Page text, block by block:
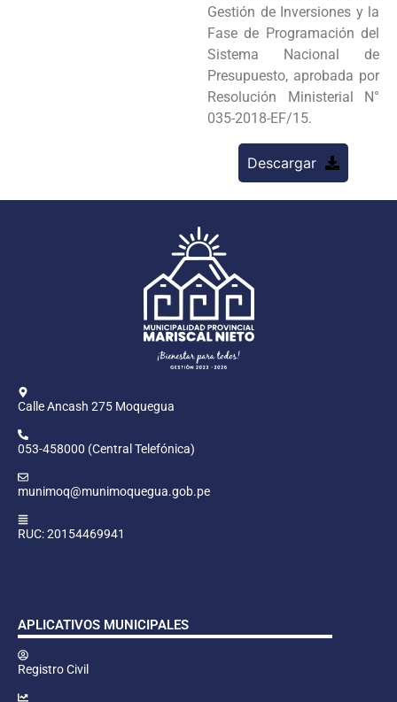
Gestión de Inversiones y la
Fase de Programación del
Sistema Nacional de
Presupuesto, aprobada por
Resolución Ministerial N°
035-2018-EF/15.
Descargar
Calle Ancash 275 Moquegua
053-458000 (Central Telefónica)
munimoq@munimoquegua.gob.pe
RUC: 20154469941
APLICATIVOS MUNICIPALES
Registro Civil